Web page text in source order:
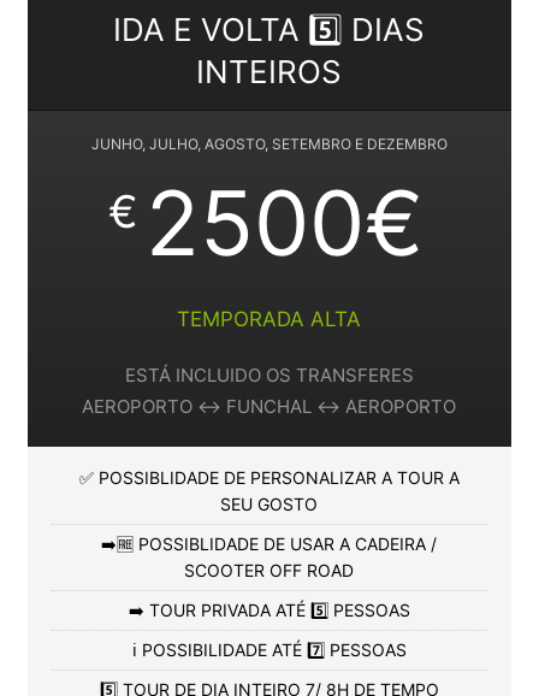
IDA E VOLTA 5️⃣ DIAS
INTEIROS
JUNHO, JULHO, AGOSTO, SETEMBRO E DEZEMBRO
€ 2500€
TEMPORADA ALTA
ESTÁ INCLUIDO OS TRANSFERES
AEROPORTO ↔️ FUNCHAL ↔️ AEROPORTO
✅ POSSIBLIDADE DE PERSONALIZAR A TOUR A
SEU GOSTO
➡️🆓 POSSIBLIDADE DE USAR A CADEIRA /
SCOOTER OFF ROAD
➡️ TOUR PRIVADA ATÉ 5️⃣ PESSOAS
ℹ️ POSSIBILIDADE ATÉ 7️⃣ PESSOAS
5️⃣ TOUR DE DIA INTEIRO 7/ 8H DE TEMPO